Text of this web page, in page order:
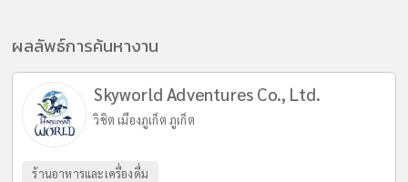
ผลลัพธ์การค้นหางาน
Skyworld Adventures Co., Ltd.
วิชิต เมืองภูเก็ต ภูเก็ต
ร้านอาหารและเครื่องดื่ม